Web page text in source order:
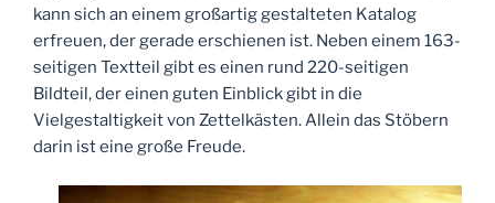
kann sich an einem großartig gestalteten Katalog
erfreuen, der gerade erschienen ist. Neben einem 163-
seitigen Textteil gibt es einen rund 220-seitigen
Bildteil, der einen guten Einblick gibt in die
Vielgestaltigkeit von Zettelkästen. Allein das Stöbern
darin ist eine große Freude.